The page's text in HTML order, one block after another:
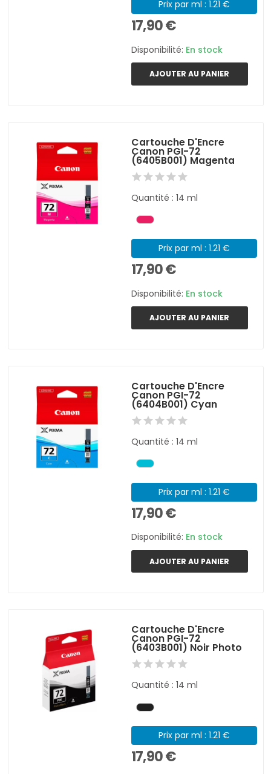
Prix par ml : 1.21 €
17,90 €
Disponibilité: En stock
AJOUTER AU PANIER
Cartouche D'Encre
Canon PGI-72
(6405B001) Magenta
Quantité : 14 ml
Prix par ml : 1.21 €
17,90 €
Disponibilité: En stock
AJOUTER AU PANIER
Cartouche D'Encre
Canon PGI-72
(6404B001) Cyan
Quantité : 14 ml
Prix par ml : 1.21 €
17,90 €
Disponibilité: En stock
AJOUTER AU PANIER
Cartouche D'Encre
Canon PGI-72
(6403B001) Noir Photo
Quantité : 14 ml
Prix par ml : 1.21 €
17,90 €